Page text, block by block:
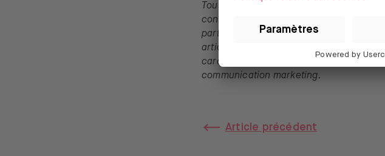
Tous les points de vue, opinions et
considérés comme des conseils
particuliers doivent prendre leurs
article n’a pas été préparé
caractère indépendant de la recherche
communication marketing.
Article précédent